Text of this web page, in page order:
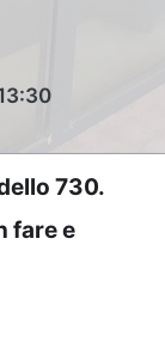
730.
fare e